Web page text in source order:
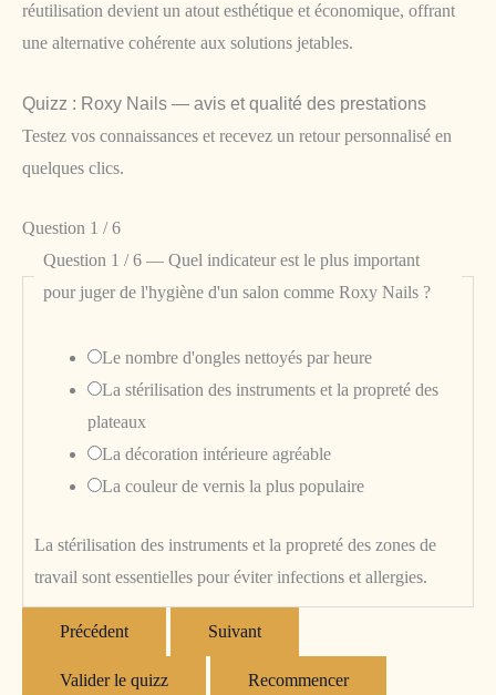
réutilisation devient un atout esthétique et économique, offrant
une alternative cohérente aux solutions jetables.
Quizz : Roxy Nails — avis et qualité des prestations
Testez vos connaissances et recevez un retour personnalisé en
quelques clics.
Question 1 / 6
Question 1 / 6 — Quel indicateur est le plus important
pour juger de l'hygiène d'un salon comme Roxy Nails ?
Le nombre d'ongles nettoyés par heure
La stérilisation des instruments et la propreté des
plateaux
La décoration intérieure agréable
La couleur de vernis la plus populaire
La stérilisation des instruments et la propreté des zones de
travail sont essentielles pour éviter infections et allergies.
Précédent Suivant
Valider le quizz Recommencer